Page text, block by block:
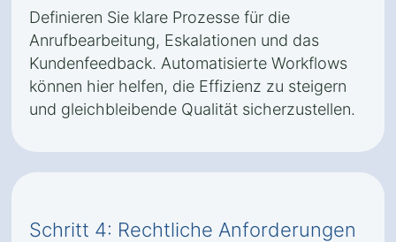
Definieren Sie klare Prozesse für die
Anrufbearbeitung, Eskalationen und das
Kundenfeedback. Automatisierte Workflows
können hier helfen, die Effizienz zu steigern
und gleichbleibende Qualität sicherzustellen.
Schritt 4: Rechtliche Anforderungen